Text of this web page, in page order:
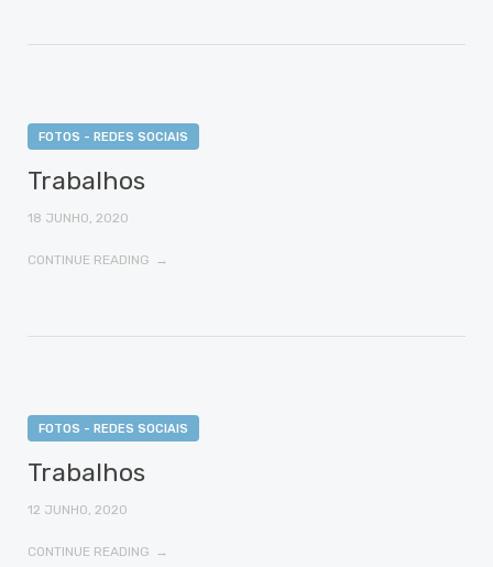
FOTOS - REDES SOCIAIS
Trabalhos
18 JUNHO, 2020
CONTINUE READING
FOTOS - REDES SOCIAIS
Trabalhos
12 JUNHO, 2020
CONTINUE READING